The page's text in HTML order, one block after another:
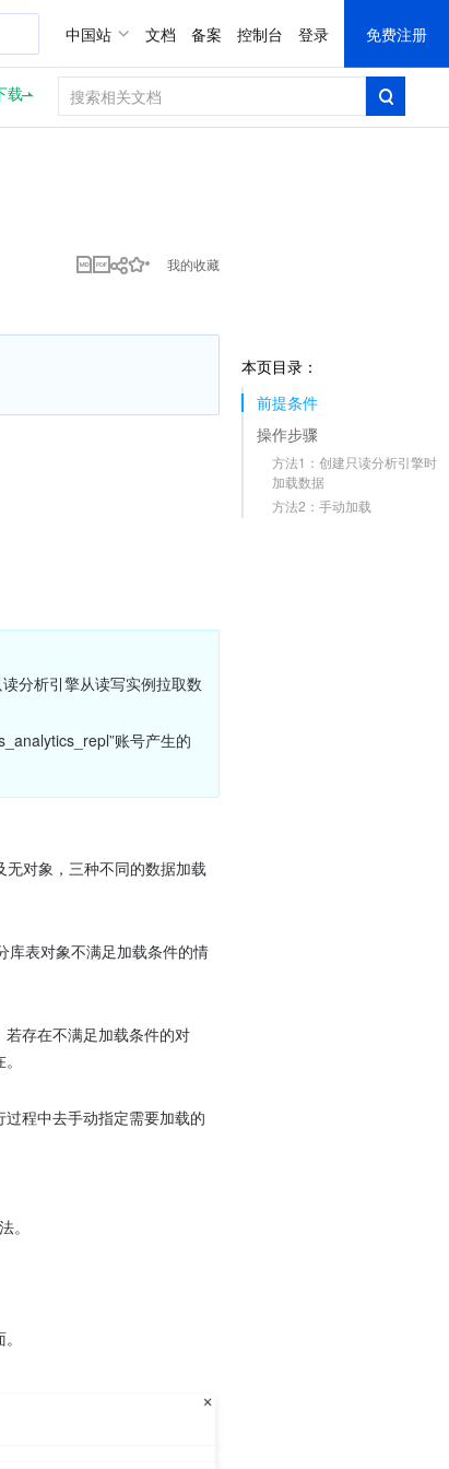
中国站 文档 备案 控制台 登录 免费注册
载
我的收藏
本页目录：
前提条件
操作步骤
方法1：创建只读分析引擎时
加载数据
方法2：手动加载
分析引擎从读写实例拉取数
账号产生的
对象，三种不同的数据加载
库表对象不满足加载条件的情
存在不满足加载条件的对
程中去手动指定需要加载的
。